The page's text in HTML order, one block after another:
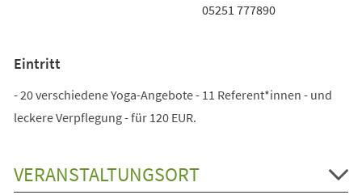
05251 777890
Eintritt
- 20 verschiedene Yoga-Angebote - 11 Referent*innen - und
leckere Verpflegung - für 120 EUR.
VERANSTALTUNGSORT